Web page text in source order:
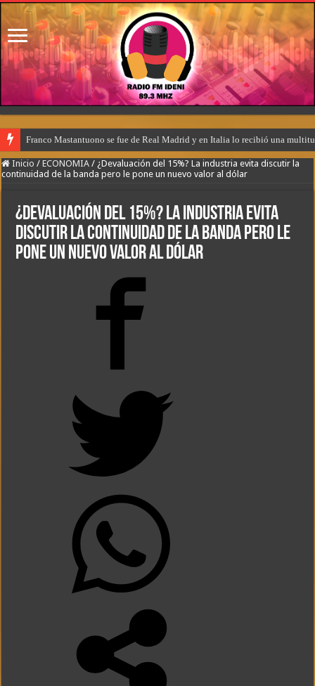
Franco Mastantuono se fue de Real Madrid y en Italia lo recibió una
Inicio / ECONOMIA / ¿Devaluación del 15%? La industria evita discutir la
continuidad de la banda pero le pone un nuevo valor al dólar
¿Devaluación del 15%? La industria evita
discutir la continuidad de la banda pero le
pone un nuevo valor al dólar